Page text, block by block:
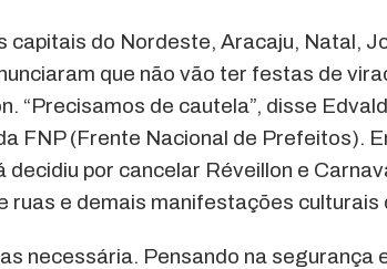
capitais do Nordeste, Aracaju, Natal,
que não vão ter festas de
“Precisamos de cautela”, disse
FNP (Frente Nacional de Prefeitos).
decidiu por cancelar Réveillon e
ruas e demais manifestações culturais
necessária. Pensando na segurança